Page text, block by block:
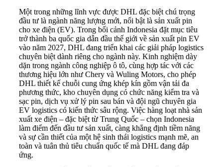
Một trong những lĩnh vực được DHL đặc biệt chú trọng
đầu tư là ngành năng lượng mới, nổi bật là sản xuất pin
cho xe điện (EV). Trong bối cảnh Indonesia đặt mục tiêu
trở thành ba quốc gia dẫn đầu thế giới về sản xuất pin EV
vào năm 2027, DHL đang triển khai các giải pháp logistics
chuyên biệt dành riêng cho ngành này. Kinh nghiệm dày
dặn trong ngành công nghiệp ô tô, cùng hợp tác với các
thương hiệu lớn như Chery và Wuling Motors, cho phép
DHL thiết kế chuỗi cung ứng khép kín gồm vận tải đa
phương thức, kho chuyên dụng có chức năng kiểm tra và
sạc pin, dịch vụ xử lý pin sau bán và đội ngũ chuyên gia
EV logistics có kiến thức sâu rộng. Việc hàng loạt nhà sản
xuất xe điện – đặc biệt từ Trung Quốc – chọn Indonesia
làm điểm đến đầu tư sản xuất, càng khẳng định tiềm năng
và sự cần thiết của một hệ sinh thái logistics mạnh mẽ, an
toàn và tuân thủ tiêu chuẩn quốc tế mà DHL đang đáp
ứng.